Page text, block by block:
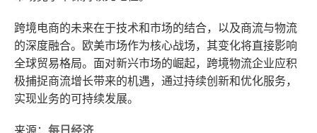
跨境电商的未来在于技术和市场的结合，以及商流与物流
的深度融合。欧美市场作为核心战场，其变化将直接影响
全球贸易格局。面对新兴市场的崛起，跨境物流企业应积
极捕捉商流增长带来的机遇，通过持续创新和优化服务，
实现业务的可持续发展。